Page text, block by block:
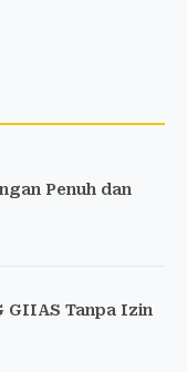
Penuh dan
GIIAS Tanpa Izin